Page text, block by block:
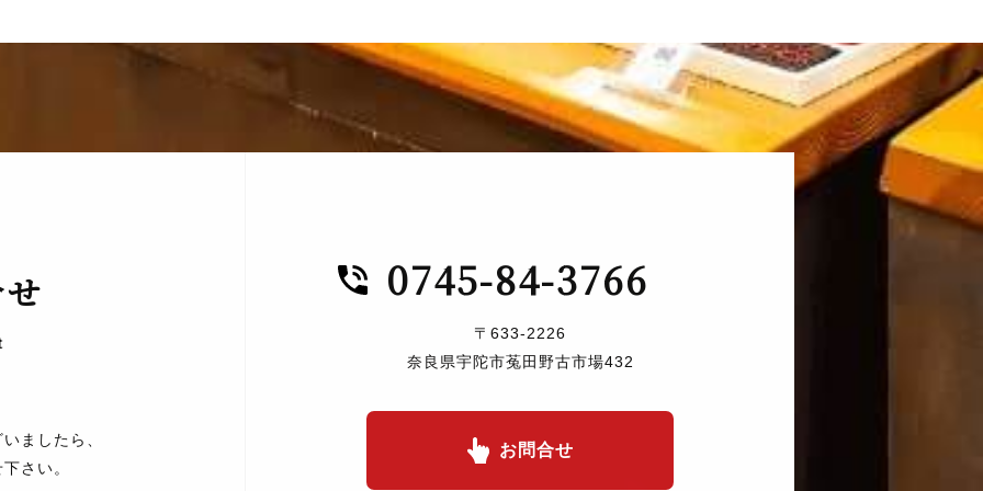
ましたら、
さい。
0745-84-3766
〒633-2226
奈良県宇陀市菟田野古市場432
お問合せ